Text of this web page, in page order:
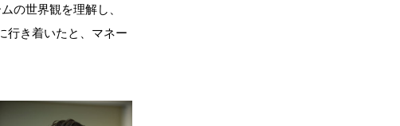
の世界観を理解し、
行き着いたと、マネー